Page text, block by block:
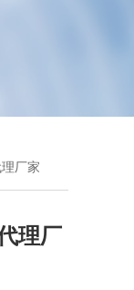
厂家
理厂